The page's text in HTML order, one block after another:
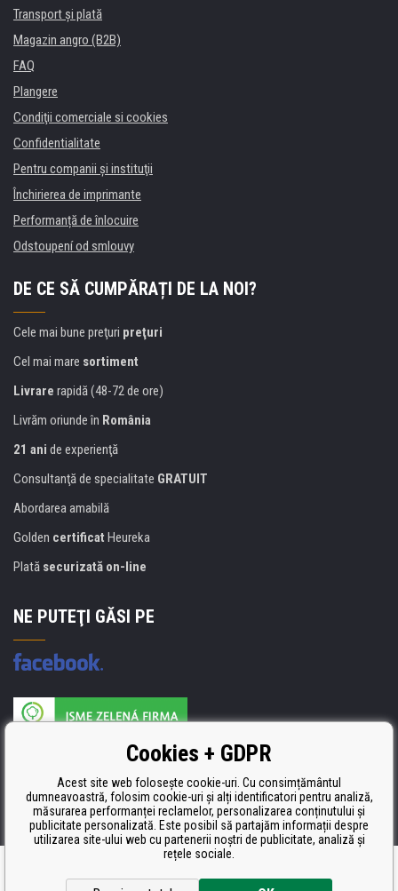
Transport şi plată
Magazin angro (B2B)
FAQ
Plangere
Condiţii comerciale si cookies
Confidentialitate
Pentru companii și instituţii
Închirierea de imprimante
Performanță de înlocuire
Odstoupení od smlouvy
DE CE SĂ CUMPĂRAȚI DE LA NOI?
Cele mai bune preţuri preţuri
Cel mai mare sortiment
Livrare rapidă (48-72 de ore)
Livrăm oriunde în România
21 ani de experienţă
Consultanţă de specialitate GRATUIT
Abordarea amabilă
Golden certificat Heureka
Plată securizată on-line
NE PUTEŢI GĂSI PE
Producătorul umpluturii de rezervă este certificat
ISO 9001, ISO 14001 şi STMC.
Ecommerce solutionsBINARGON.cz
Cookies + GDPR
Acest site web folosește cookie-uri. Cu consimțământul
dumneavoastră, folosim cookie-uri și alți identificatori pentru analiză,
măsurarea performanței reclamelor, personalizarea conținutului și
publicitate personalizată. Este posibil să partajăm informații despre
utilizarea site-ului web cu partenerii noștri de publicitate, analiză și
rețele sociale.